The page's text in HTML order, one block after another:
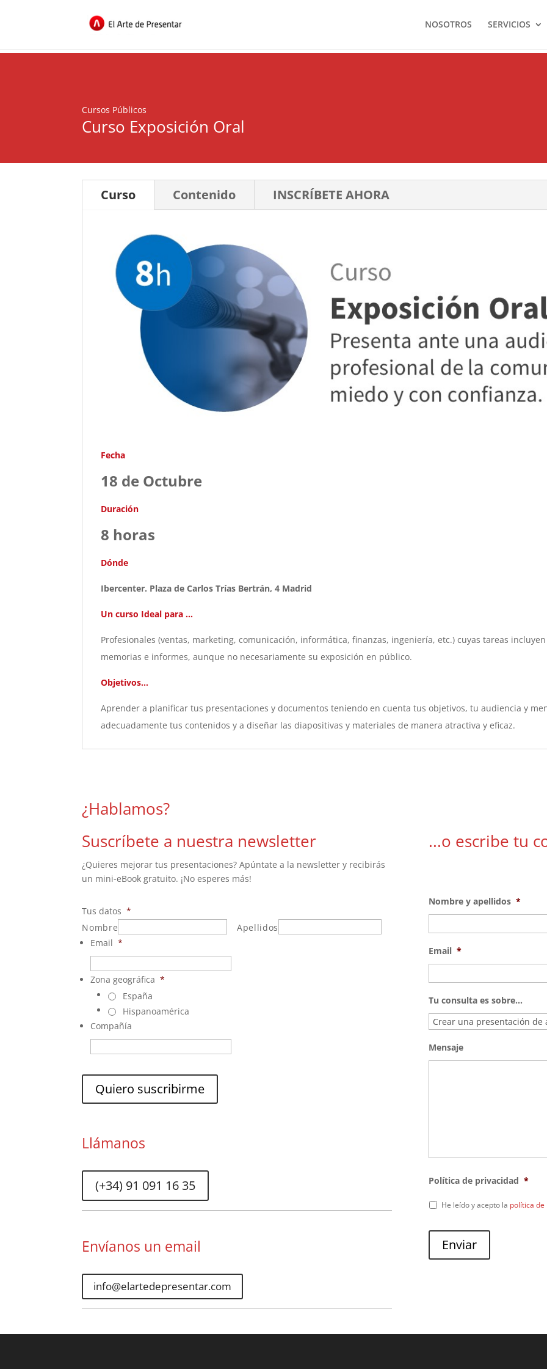
NOSOTROS SERVICIOS
Cursos Públicos
Curso Exposición Oral
Curso Contenido INSCRÍBETE AHORA
Fecha
18 de Octubre
Duración
8 horas
Dónde
Ibercenter. Plaza de Carlos Trías Bertrán, 4 Madrid
Un curso Ideal para …
Profesionales (ventas, marketing, comunicación, informática, finanzas, ingeniería, etc.) cuyas tareas
memorias e informes, aunque no necesariamente su exposición en público.
Objetivos…
Aprender a planificar tus presentaciones y documentos teniendo en cuenta tus objetivos, tu audiencia y
adecuadamente tus contenidos y a diseñar las diapositivas y materiales de manera atractiva y eficaz.
¿Hablamos?
Suscríbete a nuestra newsletter
¿Quieres mejorar tus presentaciones? Apúntate a la newsletter y recibirás
un mini-eBook gratuito. ¡No esperes más!
Tus datos *
Nombre
Apellidos
Email *
Zona geográfica *
España
Hispanoamérica
Compañía
Llámanos
(+34) 91 091 16 35
Envíanos un email
info@elartedepresentar.com
...o escribe tu
Nombre y apellidos *
Email *
Tu consulta es sobre...
Mensaje
Política de privacidad *
He leído y acepto la política